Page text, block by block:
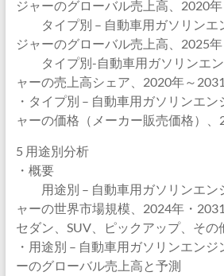
ジャーのグローバル売上高、2020
タイプ別 – 自動車用ガソリンエ
ジャーのグローバル売上高、2025
タイプ別-自動車用ガソリンエン
ャーの売上高シェア、2020年～
・タイプ別 – 自動車用ガソリンエ
ャーの価格（メーカー販売価格）
5 用途別分析
・概要
用途別 – 自動車用ガソリンエン
ャーの世界市場規模、2024年・
セダン、SUV、ピックアップ、その
・用途別 – 自動車用ガソリンエン
ーのグローバル売上高と予測